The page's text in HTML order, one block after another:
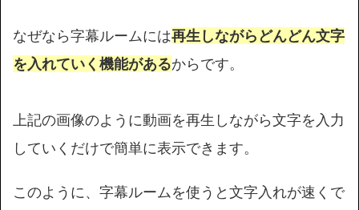
なぜなら字幕ルームには再生しながらどんどん文字
を入れていく機能があるからです。
上記の画像のように動画を再生しながら文字を入力
していくだけで簡単に表示できます。
このように、字幕ルームを使うと文字入れが速くで